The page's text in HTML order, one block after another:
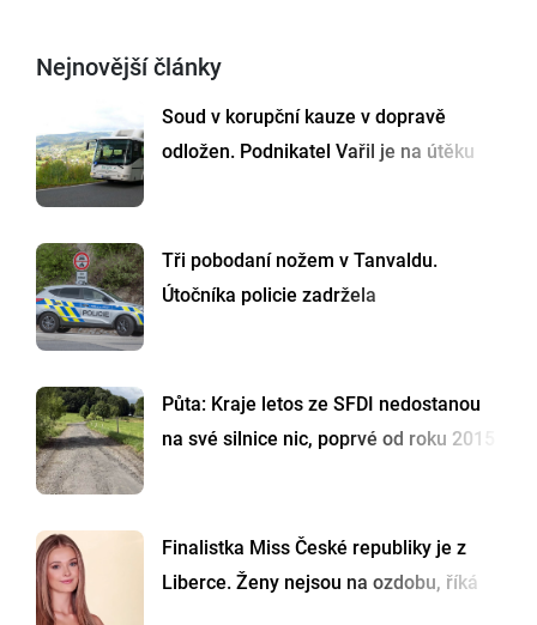
Nejnovější články
Soud v korupční kauze v dopravě
odložen. Podnikatel Vařil je na útěku
Tři pobodaní nožem v Tanvaldu.
Útočníka policie zadržela
Půta: Kraje letos ze SFDI nedostanou
na své silnice nic, poprvé od roku 2015
Finalistka Miss České republiky je z
Liberce. Ženy nejsou na ozdobu, říká